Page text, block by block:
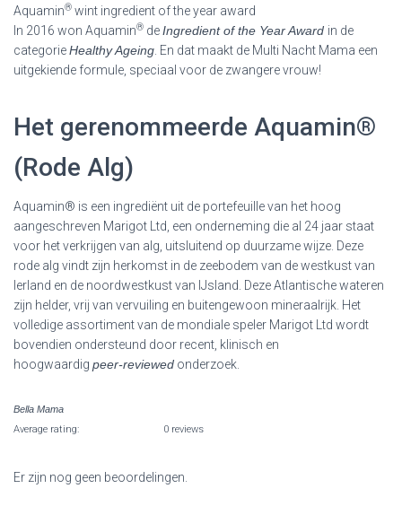
Aquamin® wint ingredient of the year award
In 2016 won Aquamin® deIngredient of the Year Award in de
categorieHealthy Ageing . En dat maakt de Multi Nacht Mama een
uitgekiende formule, speciaal voor de zwangere vrouw!
Het gerenommeerde Aquamin®
(Rode Alg)
Aquamin® is een ingrediënt uit de portefeuille van het hoog
aangeschreven Marigot Ltd, een onderneming die al 24 jaar staat
voor het verkrijgen van alg, uitsluitend op duurzame wijze. Deze
rode alg vindt zijn herkomst in de zeebodem van de westkust van
Ierland en de noordwestkust van IJsland. Deze Atlantische wateren
zijn helder, vrij van vervuiling en buitengewoon mineraalrijk. Het
volledige assortiment van de mondiale speler Marigot Ltd wordt
bovendien ondersteund door recent, klinisch en
hoogwaardig peer-reviewed onderzoek.
Bella Mama
Average rating: 0 reviews
Er zijn nog geen beoordelingen.